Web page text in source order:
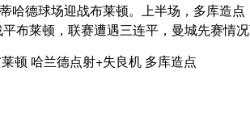
哈德球场迎战布莱顿。上半场，多库造
莱顿，联赛遭遇三连平，曼城先赛情况